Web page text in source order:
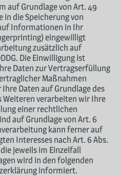
auf Grundlage von Art. 49
in die Speicherung von
Informationen in Ihr
eingewilligt
zusätzlich auf
Die Einwilligung ist
Daten zur Vertragserfüllung
Maßnahmen
Daten auf Grundlage des
Weiteren verarbeiten wir Ihre
einer rechtlichen
auf Grundlage von Art. 6
kann ferner auf
Interesses nach Art. 6 Abs.
jeweils im Einzelfall
wird in den folgenden
informiert.